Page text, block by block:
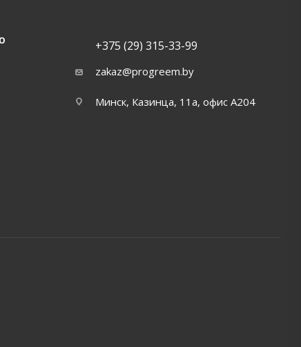
+375 (29) 315-33-99
zakaz@progreem.by
Минск, Казинца, 11а, офис А204